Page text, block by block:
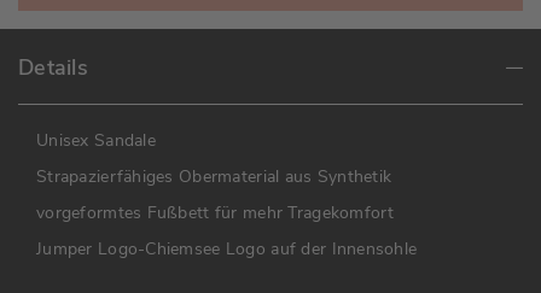
Details
Unisex Sandale
Strapazierfähiges Obermaterial aus Synthetik
vorgeformtes Fußbett für mehr Tragekomfort
Jumper Logo-Chiemsee Logo auf der Innensohle